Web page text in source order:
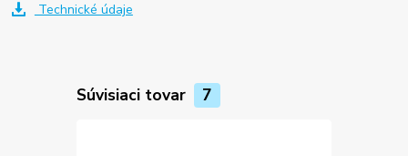
Technické údaje
Súvisiaci tovar 7